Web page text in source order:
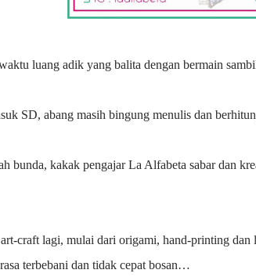
luang adik yang balita dengan bermain
SD, abang masih bingung menulis dan
bunda, kakak pengajar La Alfabeta sabar dan
craft lagi, mulai dari origami, hand-printing dan
terbebani dan tidak cepat bosan…